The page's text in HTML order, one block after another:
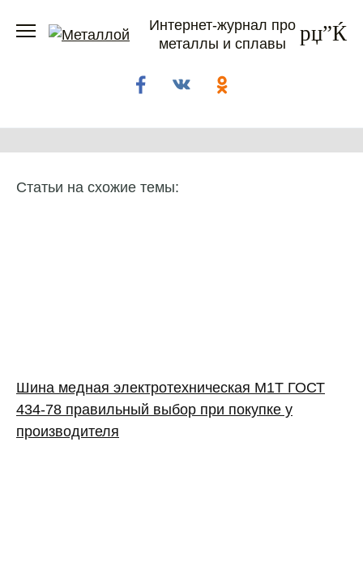
Интернет-журнал про
металлы и сплавы
Статьи на схожие темы:
Шина медная электротехническая М1Т ГОСТ
434-78 правильный выбор при покупке у
производителя